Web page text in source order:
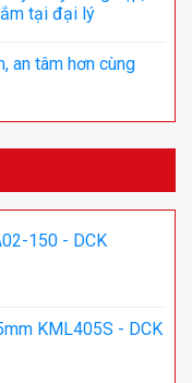
tại đại lý
an tâm hơn cùng
150 - DCK
KML405S - DCK